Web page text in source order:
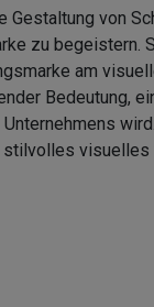
Gestaltung von
zu begeistern.
am
Bedeutung,
stilvolles